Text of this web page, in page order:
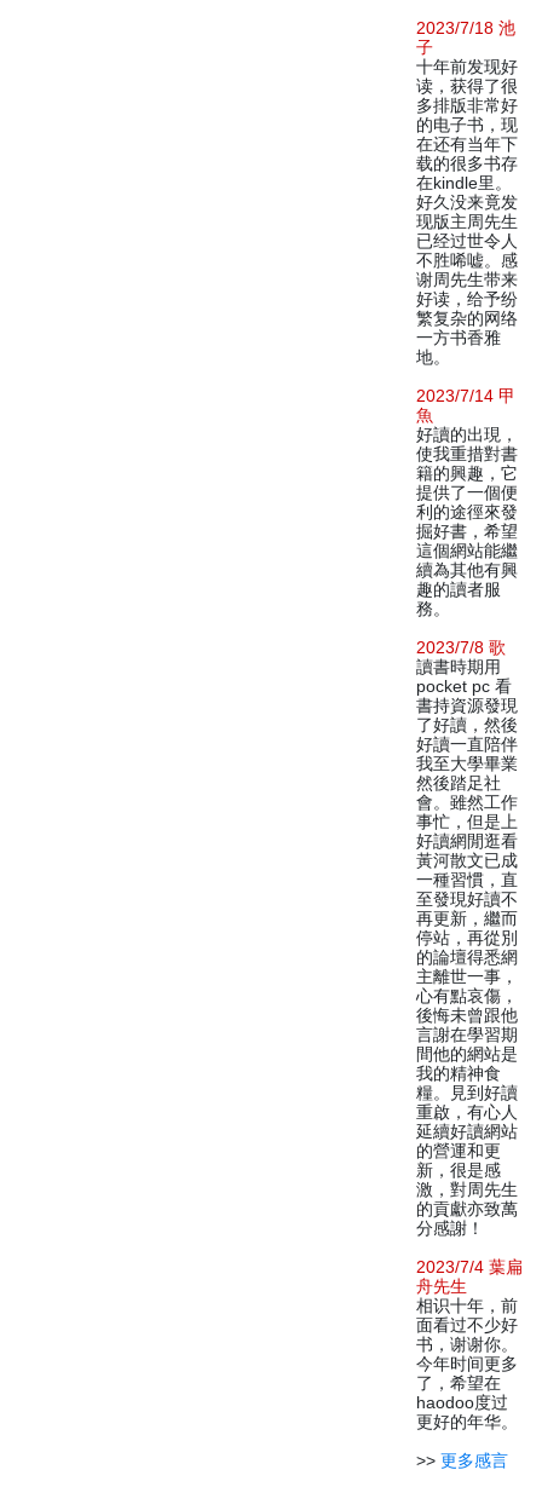
2023/7/18 池
子
十年前发现好
读，获得了很
多排版非常好
的电子书，现
在还有当年下
载的很多书存
在kindle里。
好久没来竟发
现版主周先生
已经过世令人
不胜唏嘘。感
谢周先生带来
好读，给予纷
繁复杂的网络
一方书香雅
地。
2023/7/14 甲
魚
好讀的出現，
使我重措對書
籍的興趣，它
提供了一個便
利的途徑來發
掘好書，希望
這個網站能繼
續為其他有興
趣的讀者服
務。
2023/7/8 歌
讀書時期用
pocket pc 看
書持資源發現
了好讀，然後
好讀一直陪伴
我至大學畢業
然後踏足社
會。雖然工作
事忙，但是上
好讀網閒逛看
黃河散文已成
一種習慣，直
至發現好讀不
再更新，繼而
停站，再從別
的論壇得悉網
主離世一事，
心有點哀傷，
後悔未曾跟他
言謝在學習期
間他的網站是
我的精神食
糧。見到好讀
重啟，有心人
延續好讀網站
的營運和更
新，很是感
激，對周先生
的貢獻亦致萬
分感謝！
2023/7/4 葉扁
舟先生
相识十年，前
面看过不少好
书，谢谢你。
今年时间更多
了，希望在
haodoo度过
更好的年华。
>> 更多感言